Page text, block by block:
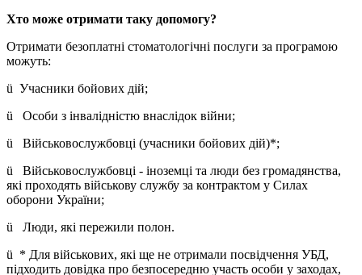
Хто може отримати таку допомогу?
Отримати безоплатні стоматологічні послуги за програмою
можуть:
ü Учасники бойових дій;
ü Особи з інвалідністю внаслідок війни;
ü Військовослужбовці (учасники бойових дій)*;
ü Військовослужбовці - іноземці та люди без громадянства,
які проходять військову службу за контрактом у Силах
оборони України;
ü Люди, які пережили полон.
ü * Для військових, які ще не отримали посвідчення УБД,
підходить довідка про безпосередню участь особи у заходах,